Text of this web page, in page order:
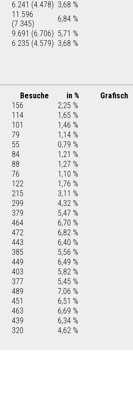
6.241 (4.478) 3,68 %
11.596
(7.345)
6,84 %
9.691 (6.706) 5,71 %
6.235 (4.579) 3,68 %
Besuche in %
Grafisch
156
2,25 %
114
1,65 %
101
1,46 %
79
1,14 %
55
0,79 %
84
1,21 %
88
1,27 %
76
1,10 %
122
1,76 %
215
3,11 %
299
4,32 %
379
5,47 %
464
6,70 %
472
6,82 %
443
6,40 %
385
5,56 %
449
6,49 %
403
5,82 %
377
5,45 %
489
7,06 %
451
6,51 %
463
6,69 %
439
6,34 %
320 4,62 %